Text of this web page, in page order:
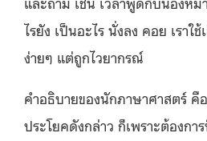
ไรยัง เป็นอะไร นั่งลง คอย เราใ
ง่ายๆ แต่ถูกไวยากรณ์
คำอธิบายของนักภาษาศาสตร์ คื
ประโยคดังกล่าว ก็เพราะต้องกา